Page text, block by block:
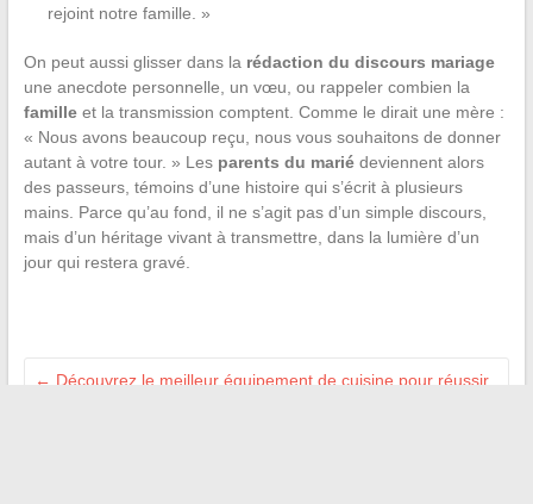
rejoint notre famille. »
On peut aussi glisser dans la rédaction du discours mariage
une anecdote personnelle, un vœu, ou rappeler combien la
familleet la transmission comptent. Comme le dirait une mère :
« Nous avons beaucoup reçu, nous vous souhaitons de donner
autant à votre tour. » Les parents du mariédeviennent alors
des passeurs, témoins d’une histoire qui s’écrit à plusieurs
mains. Parce qu’au fond, il ne s’agit pas d’un simple discours,
mais d’un héritage vivant à transmettre, dans la lumière d’un
jour qui restera gravé.
← Découvrez le meilleur équipement de cuisine pour réussir